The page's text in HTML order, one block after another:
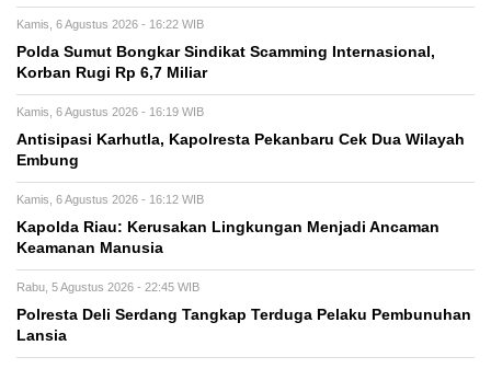
Kamis, 6 Agustus 2026 - 16:22 WIB
Polda Sumut Bongkar Sindikat Scamming Internasional,
Korban Rugi Rp 6,7 Miliar
Kamis, 6 Agustus 2026 - 16:19 WIB
Antisipasi Karhutla, Kapolresta Pekanbaru Cek Dua Wilayah
Embung
Kamis, 6 Agustus 2026 - 16:12 WIB
Kapolda Riau: Kerusakan Lingkungan Menjadi Ancaman
Keamanan Manusia
Rabu, 5 Agustus 2026 - 22:45 WIB
Polresta Deli Serdang Tangkap Terduga Pelaku Pembunuhan
Lansia